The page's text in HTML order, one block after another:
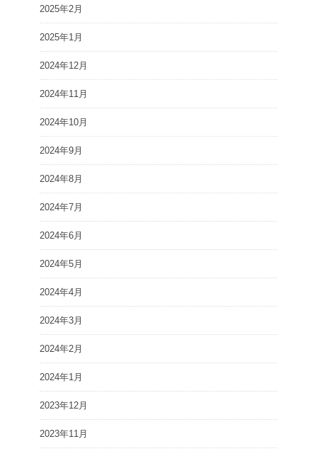
2025年2月
2025年1月
2024年12月
2024年11月
2024年10月
2024年9月
2024年8月
2024年7月
2024年6月
2024年5月
2024年4月
2024年3月
2024年2月
2024年1月
2023年12月
2023年11月